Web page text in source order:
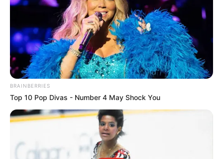
BRAINBERRIES
Top 10 Pop Divas - Number 4 May Shock You